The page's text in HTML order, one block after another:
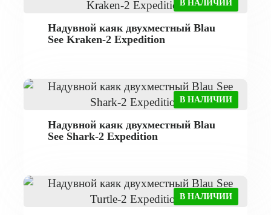
В НАЛИЧИИ
Надувной каяк двухместный Blau
See Kraken-2 Expedition
В НАЛИЧИИ
Надувной каяк двухместный Blau
See Shark-2 Expedition
В НАЛИЧИИ